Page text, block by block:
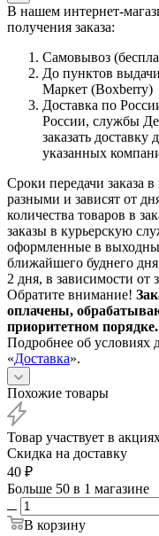
В нашем интернет-
получения заказа:
Самовывоз
До пунктов
Маркет (Boxberry)
Доставка по
России, службы
заказать
указанных
Сроки передачи заказа
разными и зависят от
количества товаров в
заказы в курьерскую
оформленные в
ближайшего буднего
2 дня, в зависимости от
Обратите внимание!
оплачены,
приоритетном порядке.
Подробнее об условиях
«Доставка».
Похожие товары
Товар участвует в
Скидка на доставку
40 ₽
Больше 50 в 1 магазине
В корзину